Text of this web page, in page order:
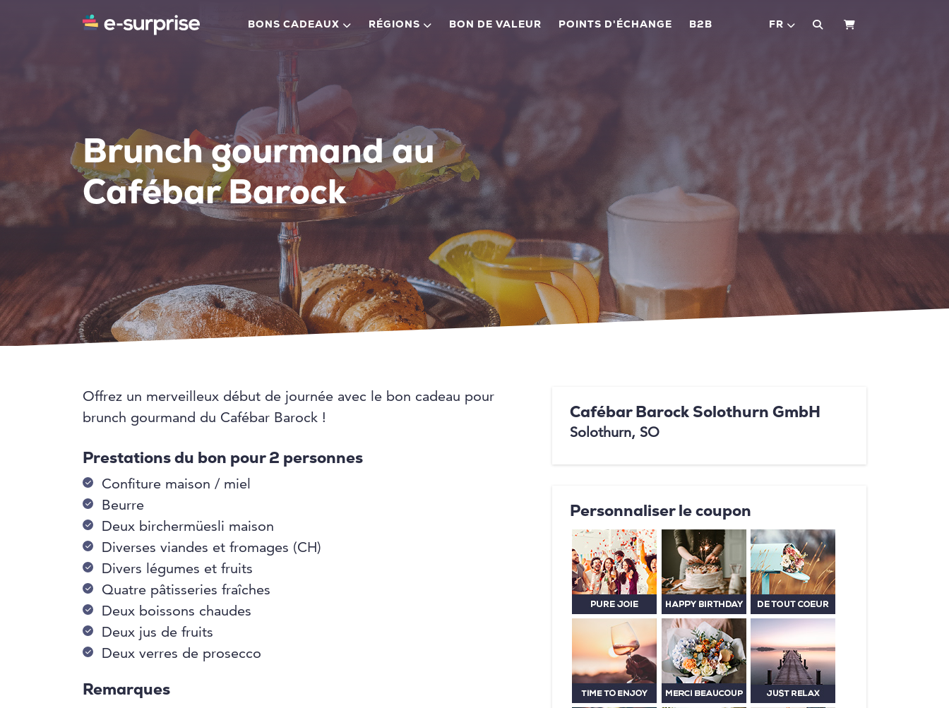
BONS CADEAUX RÉGIONS BON DE VALEUR POINTS D'ÉCHANGE B2B FR PANIER
Brunch gourmand au
Cafébar Barock
Cafébar Barock Solothurn GmbH
Solothurn, SO
Personnaliser le coupon
Offrez un merveilleux début de journée avec le bon cadeau pour
brunch gourmand du Cafébar Barock !
Prestations du bon pour 2 personnes
Confiture maison / miel
Beurre
Deux birchermüesli maison
Diverses viandes et fromages (CH)
Divers légumes et fruits
Quatre pâtisseries fraîches
Deux boissons chaudes
Deux jus de fruits
Deux verres de prosecco
Remarques